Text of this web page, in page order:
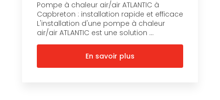
Pompe à chaleur air/air ATLANTIC à
Capbreton : installation rapide et efficace
L'installation d'une pompe à chaleur
air/air ATLANTIC est une solution ...
En savoir plus